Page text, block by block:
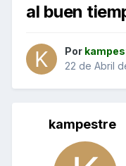
al buen
Por
22 de Abril
kampestre